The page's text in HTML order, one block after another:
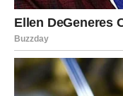
ŠKORPIJA
Zvijezde pokazuju
što drugi misle.